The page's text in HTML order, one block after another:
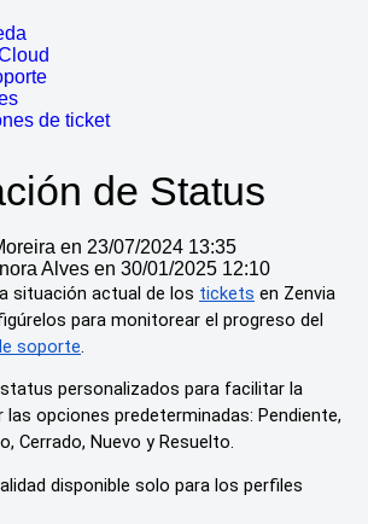
de ticket
de Status
en 23/07/2024 13:35
Alves en 30/01/2025 12:10
situación actual de los tickets en Zenvia
para monitorear el progreso del
soporte.
personalizados para facilitar la
opciones predeterminadas: Pendiente,
Cerrado, Nuevo y Resuelto.
disponible solo para los perfiles